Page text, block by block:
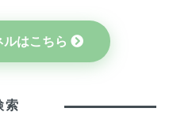
はこちら
索